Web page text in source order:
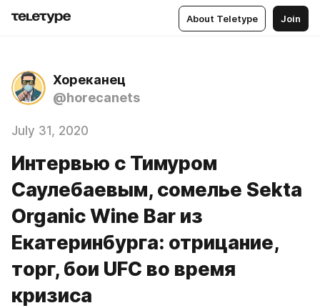
About Teletype Join
Хореканец
@horecanets
July 31, 2020
Интервью с Тимуром
Саулебаевым, сомелье Sekta
Organic Wine Bar из
Екатеринбурга: отрицание,
торг, бои UFC во время
кризиса